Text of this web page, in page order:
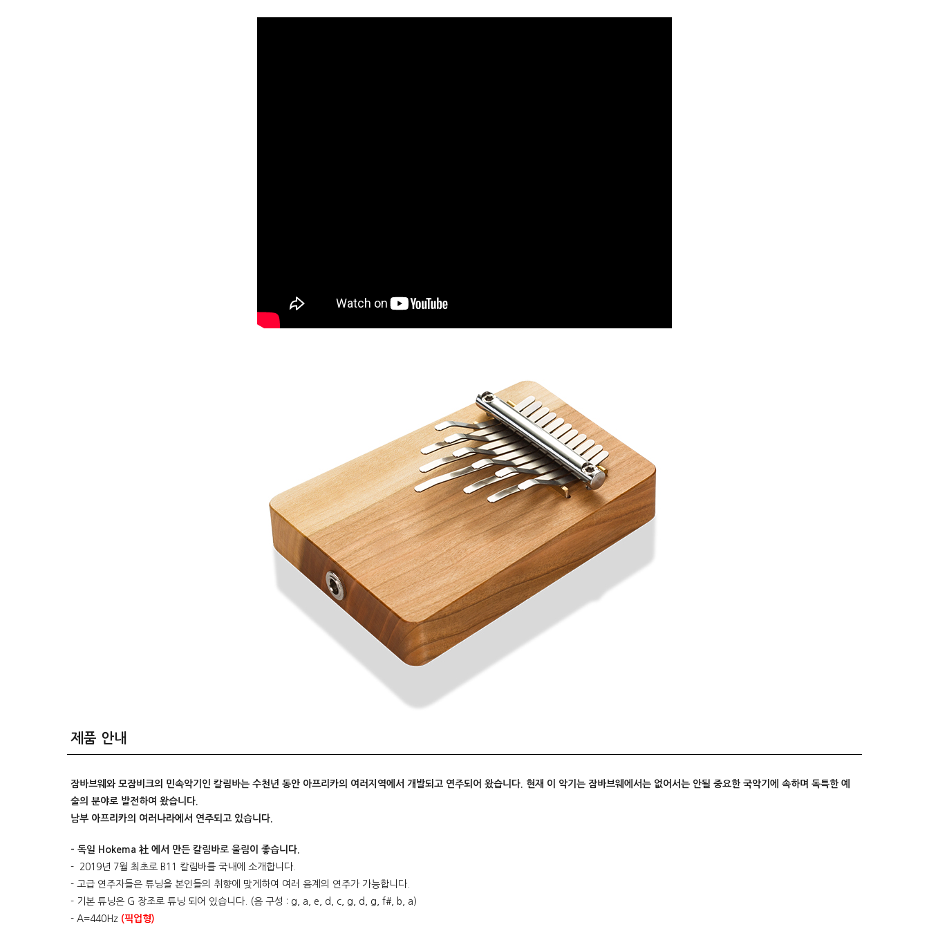
제품 안내
잠바브웨와 모잠비크의 민속악기인 칼림바는 수천년 동안 아프리카의 여러지역에서 개발되고 연주되어 왔습니다. 현재 이 악기는 잠바브웨에서는 없어서는 안될 중요한 국악기에 속하며 독특한 예
술의 분야로 발전하여 왔습니다.
남부 아프리카의 여러나라에서 연주되고 있습니다.
- 독일 Hokema 社 에서 만든 칼림바로 울림이 좋습니다.
- 2019년 7월 최초로 B11 칼림바를 국내에 소개합니다.
- 고급 연주자들은 튜닝을 본인들의 취향에 맞게하여 여러 음계의 연주가 가능합니다.
- 기본 튜닝은 G 장조로 튜닝 되어 있습니다. (음 구성 : g, a, e, d, c, g, d, g, f#, b, a)
- A=440Hz (픽업형)